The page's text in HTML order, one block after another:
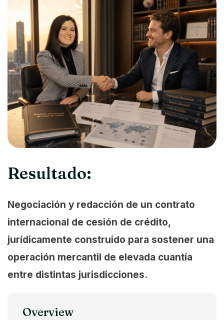
Resultado:
Negociación y redacción de un contrato
internacional de cesión de crédito,
jurídicamente construido para sostener una
operación mercantil de elevada cuantía
entre distintas jurisdicciones.
Overview